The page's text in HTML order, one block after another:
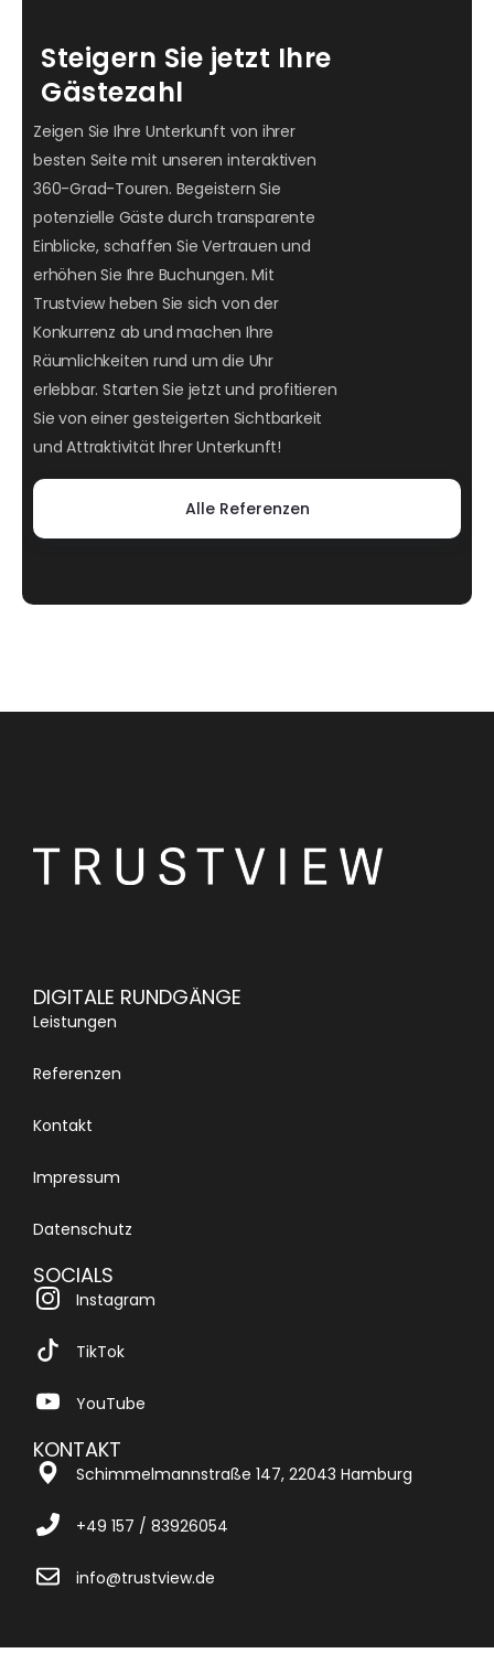
Steigern Sie jetzt Ihre
Gästezahl
Zeigen Sie Ihre Unterkunft von ihrer
besten Seite mit unseren interaktiven
360-Grad-Touren. Begeistern Sie
potenzielle Gäste durch transparente
Einblicke, schaffen Sie Vertrauen und
erhöhen Sie Ihre Buchungen. Mit
Trustview heben Sie sich von der
Konkurrenz ab und machen Ihre
Räumlichkeiten rund um die Uhr
erlebbar. Starten Sie jetzt und profitieren
Sie von einer gesteigerten Sichtbarkeit
und Attraktivität Ihrer Unterkunft!
Alle Referenzen
DIGITALE RUNDGÄNGE
Leistungen
Referenzen
Kontakt
Impressum
Datenschutz
SOCIALS
Instagram
TikTok
YouTube
KONTAKT
Schimmelmannstraße 147, 22043 Hamburg
+49 157 / 83926054
info@trustview.de